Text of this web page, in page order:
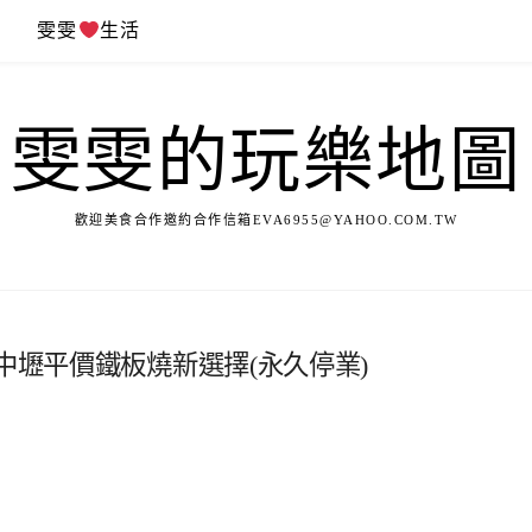
雯雯 生活
雯雯的玩樂地圖
歡迎美食合作邀約合作信箱EVA6955@YAHOO.COM.TW
壢平價鐵板燒新選擇(永久停業)